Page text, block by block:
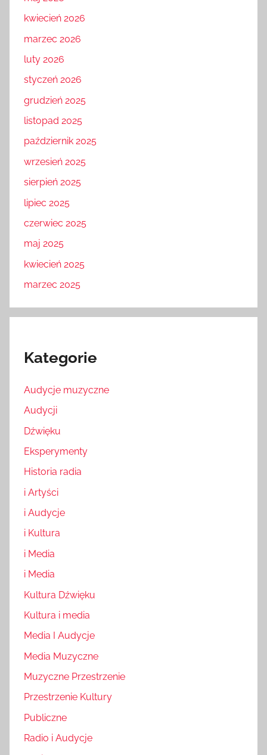
kwiecień 2026
marzec 2026
luty 2026
styczeń 2026
grudzień 2025
listopad 2025
październik 2025
wrzesień 2025
sierpień 2025
lipiec 2025
czerwiec 2025
maj 2025
kwiecień 2025
marzec 2025
Kategorie
Audycje muzyczne
Audycji
Dźwięku
Eksperymenty
Historia radia
i Artyści
i Audycje
i Kultura
i Media
i Media
Kultura Dźwięku
Kultura i media
Media I Audycje
Media Muzyczne
Muzyczne Przestrzenie
Przestrzenie Kultury
Publiczne
Radio i Audycje